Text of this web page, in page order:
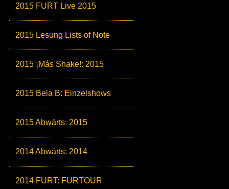
2015 FURT Live 2015
2015 Lesung Lists of Note
2015 ¡Más Shake!: 2015
2015 Bela B: Einzelshows
2015 Abwärts: 2015
2014 Abwärts: 2014
2014 FURT: FURTOUR